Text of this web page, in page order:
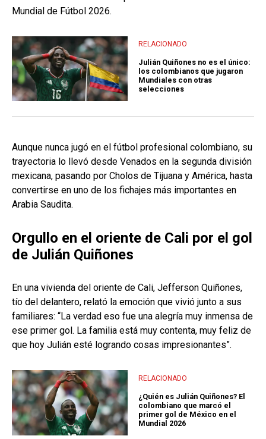
Mundial de Fútbol 2026.
RELACIONADO
Julián Quiñones no es el único:
los colombianos que jugaron
Mundiales con otras
selecciones
Aunque nunca jugó en el fútbol profesional colombiano, su
trayectoria lo llevó desde Venados en la segunda división
mexicana, pasando por Cholos de Tijuana y América, hasta
convertirse en uno de los fichajes más importantes en
Arabia Saudita.
Orgullo en el oriente de Cali por el gol
de Julián Quiñones
En una vivienda del oriente de Cali, Jefferson Quiñones,
tío del delantero, relató la emoción que vivió junto a sus
familiares: “La verdad eso fue una alegría muy inmensa de
ese primer gol. La familia está muy contenta, muy feliz de
que hoy Julián esté logrando cosas impresionantes”.
RELACIONADO
¿Quién es Julián Quiñones? El
colombiano que marcó el
primer gol de México en el
Mundial 2026